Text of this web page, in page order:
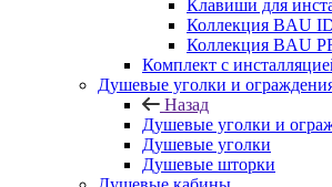
Клавиши для
Коллекция BAU
Коллекция BAU
Комплект с
Душевые уголки и
Назад
Душевые уголки и
Душевые уголки
Душевые шторки